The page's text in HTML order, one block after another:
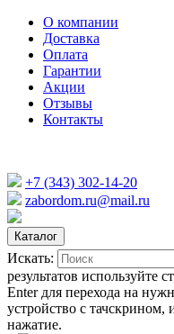
О компании
Доставка
Оплата
Гарантии
Акции
Отзывы
Контакты
+7 (343) 302-14-20
zabordom.ru@mail.ru
Каталог
Искать:
результатов используйте
Enter для перехода на
устройство с тачскрином,
нажатие.